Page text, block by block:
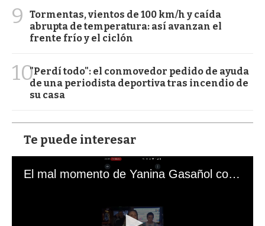
9
Tormentas, vientos de 100 km/h y caída
abrupta de temperatura: así avanzan el
frente frío y el ciclón
10"Perdí todo": el conmovedor pedido de ayuda
de una periodista deportiva tras incendio de
su casa
Te puede interesar
El mal momento de Yanina Gasañol con un hincha argentino en "Subrayado"